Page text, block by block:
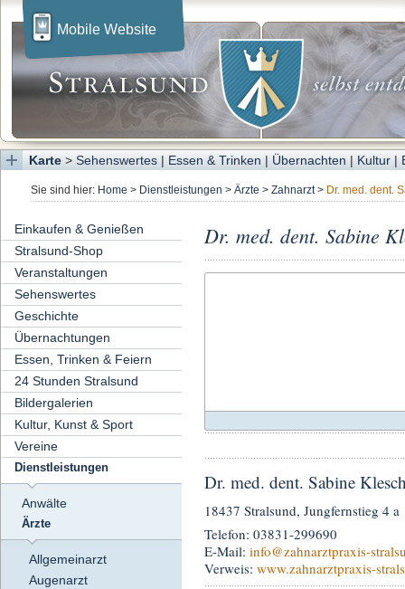
Mobile Website
Karte > Sehenswertes | Essen & Trinken | Übernachten | Kultur |
Sie sind hier: Home > Dienstleistungen > Ärzte > Zahnarzt> Dr. med. dent.
Einkaufen & Genießen
Stralsund-Shop
Veranstaltungen
Sehenswertes
Geschichte
Übernachtungen
Essen, Trinken & Feiern
24 Stunden Stralsund
Bildergalerien
Kultur, Kunst & Sport
Vereine
Dienstleistungen
Anwälte
Ärzte
Allgemeinarzt
Augenarzt
Dr. med. dent. Sabine
Dr. med. dent. Sabine
18437 Stralsund, Jungfernstieg 4 a
Telefon: 03831-299690
E-Mail: info@zahnarztpraxis-
Verweis: www.zahnarztpraxis-